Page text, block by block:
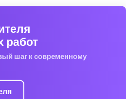
работ
шаг к современному